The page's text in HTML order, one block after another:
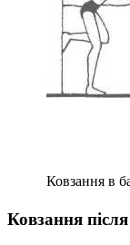
Ковзання в
Ковзання